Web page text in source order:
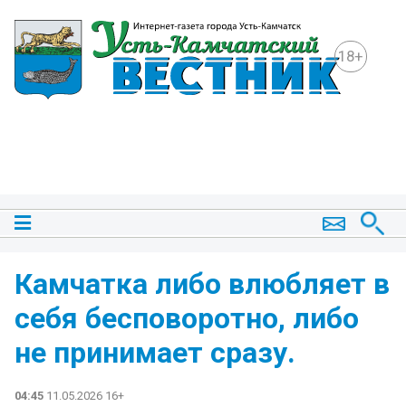
18+
Камчатка либо влюбляет в
себя бесповоротно, либо
не принимает сразу.
04:45 11.05.2026 16+